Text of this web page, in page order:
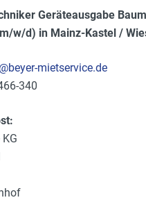
Geräteausgabe
w/d) in Mainz-Kastel /
mietservice.de
340